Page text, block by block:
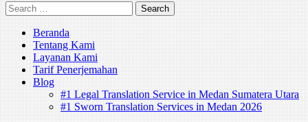
Search
for:
Beranda
Tentang Kami
Layanan Kami
Tarif Penerjemahan
Blog
#1 Legal Translation Service in Medan Sumatera Utara
#1 Sworn Translation Services in Medan 2026